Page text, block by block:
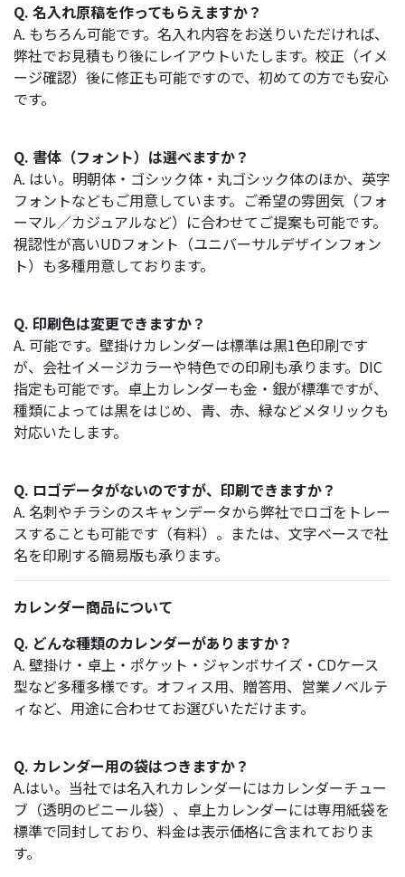
Q. 名入れ原稿を作ってもらえますか？
A. もちろん可能です。名入れ内容をお送りいただければ、
弊社でお見積もり後にレイアウトいたします。校正（イメ
ージ確認）後に修正も可能ですので、初めての方でも安心
です。
Q. 書体（フォント）は選べますか？
A. はい。明朝体・ゴシック体・丸ゴシック体のほか、英字
フォントなどもご用意しています。ご希望の雰囲気（フォ
ーマル／カジュアルなど）に合わせてご提案も可能です。
視認性が高いUDフォント（ユニバーサルデザインフォン
ト）も多種用意しております。
Q. 印刷色は変更できますか？
A. 可能です。壁掛けカレンダーは標準は黒1色印刷です
が、会社イメージカラーや特色での印刷も承ります。DIC
指定も可能です。卓上カレンダーも金・銀が標準ですが、
種類によっては黒をはじめ、青、赤、緑などメタリックも
対応いたします。
Q. ロゴデータがないのですが、印刷できますか？
A. 名刺やチラシのスキャンデータから弊社でロゴをトレー
スすることも可能です（有料）。または、文字ベースで社
名を印刷する簡易版も承ります。
カレンダー商品について
Q. どんな種類のカレンダーがありますか？
A. 壁掛け・卓上・ポケット・ジャンボサイズ・CDケース
型など多種多様です。オフィス用、贈答用、営業ノベルテ
ィなど、用途に合わせてお選びいただけます。
Q. カレンダー用の袋はつきますか？
A.はい。当社では名入れカレンダーにはカレンダーチュー
ブ（透明のビニール袋）、卓上カレンダーには専用紙袋を
標準で同封しており、料金は表示価格に含まれておりま
す。